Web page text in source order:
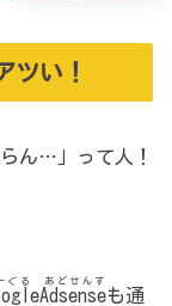
ツい！
ん…」って人！
ぐる あどせんす
も通